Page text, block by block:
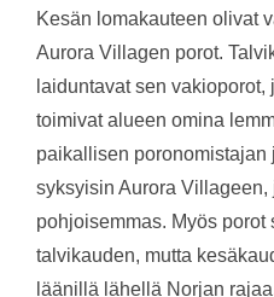
Kesän lomakauteen olivat
Aurora Villagen porot.
laiduntavat sen vakioporot,
toimivat alueen omina
paikallisen poronomistajan
syksyisin Aurora Villageen,
pohjoisemmas. Myös porot
talvikauden, mutta
läänillä lähellä Norjan